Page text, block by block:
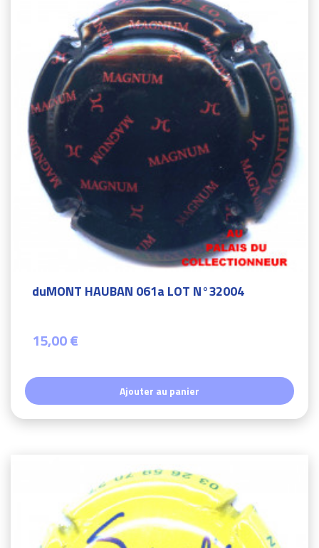
duMONT HAUBAN 061a LOT N°32004
15,00 €
Ajouter au panier